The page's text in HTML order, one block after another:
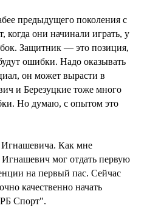
предыдущего поколения с
они начинали играть, у
Защитник — это позиция,
ошибки. Надо оказывать
он может вырасти в
и Березуцкие тоже много
Но думаю, с опытом это
Как мне
Игнашевич мог отдать первую
на первый пас. Сейчас
качественно начать
Спорт".